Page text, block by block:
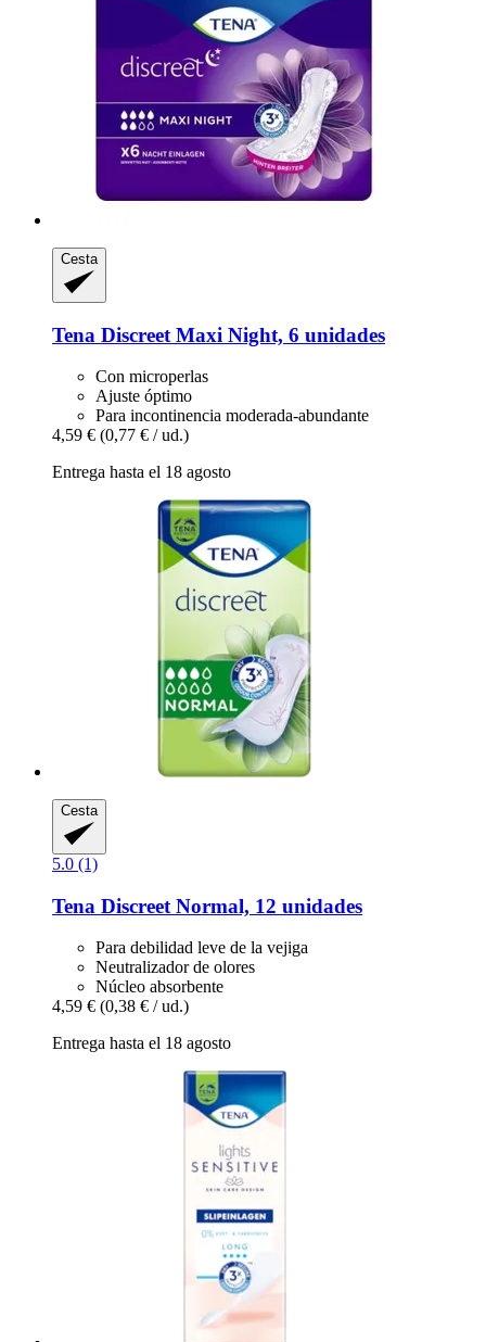
Cesta
Tena Discreet Maxi Night, 6 unidades
Con microperlas
Ajuste óptimo
Para incontinencia moderada-abundante
4,59 € (0,77 € / ud.)
Entrega hasta el 18 agosto
Cesta
5.0 (1)
Tena Discreet Normal, 12 unidades
Para debilidad leve de la vejiga
Neutralizador de olores
Núcleo absorbente
4,59 € (0,38 € / ud.)
Entrega hasta el 18 agosto